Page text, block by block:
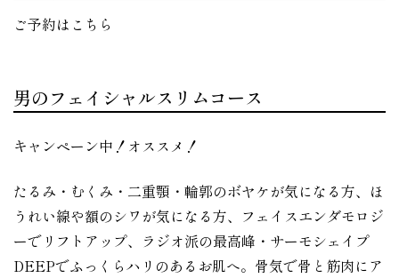
ご予約はこちら
男のフェイシャルスリムコース
キャンペーン中！オススメ！
たるみ・むくみ・二重顎・輪郭のボヤケが気になる方、ほ
うれい線や額のシワが気になる方、フェイスエンダモロジ
ーでリフトアップ、ラジオ派の最高峰・サーモシェイプ
DEEPでふっくらハリのあるお肌へ。骨気で骨と筋肉にア